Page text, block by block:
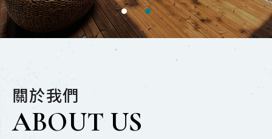
關於我們
ABOUT US